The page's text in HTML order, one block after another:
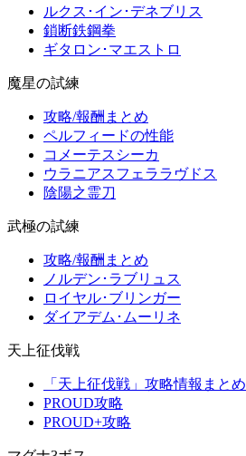
ルクス･イン･デネブリス
鎖断鉄鋼拳
ギタロン･マエストロ
魔星の試練
攻略/報酬まとめ
ペルフィードの性能
コメーテスシーカ
ウラニアスフェララヴドス
陰陽之霊刀
武極の試練
攻略/報酬まとめ
ノルデン･ラブリュス
ロイヤル･ブリンガー
ダイアデム･ムーリネ
天上征伐戦
「天上征伐戦」攻略情報まとめ
PROUD攻略
PROUD+攻略